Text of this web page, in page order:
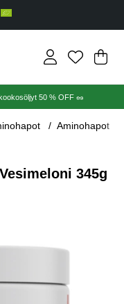
.
50 % OFF 🥜
Aminohapot
345g
0